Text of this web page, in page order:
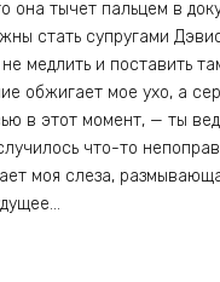
она тычет пальцем в
стать супругами
медлить и поставить
обжигает мое ухо, а
в этот момент, — ты
что-то
моя слеза,